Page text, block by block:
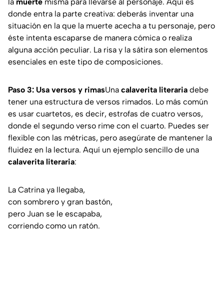
donde entra la parte creativa: deberás inventar una
situación en la que la muerte acecha a tu personaje, pero
éste intenta escaparse de manera cómica o realiza
alguna acción peculiar. La risa y la sátira son elementos
esenciales en este tipo de composiciones.
Paso 3: Usa versos y rimasUna calaverita literaria debe
tener una estructura de versos rimados. Lo más común
es usar cuartetos, es decir, estrofas de cuatro versos,
donde el segundo verso rime con el cuarto. Puedes ser
flexible con las métricas, pero asegúrate de mantener la
fluidez en la lectura. Aquí un ejemplo sencillo de una
calaverita literaria:
La Catrina ya llegaba,
con sombrero y gran bastón,
pero Juan se le escapaba,
corriendo como un ratón.